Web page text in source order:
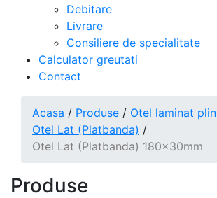
Debitare
Livrare
Consiliere de specialitate
Calculator greutati
Contact
Acasa / Produse / Otel laminat plin
Otel Lat (Platbanda) /
Otel Lat (Platbanda) 180x30mm
Produse